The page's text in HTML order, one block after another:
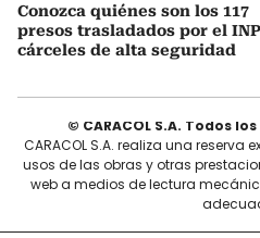
Conozca quiénes son los 117
presos trasladados por el
cárceles de alta seguridad
© CARACOL S.A. Todos
CARACOL S.A. realiza una reserva
usos de las obras y otras
web a medios de lectura